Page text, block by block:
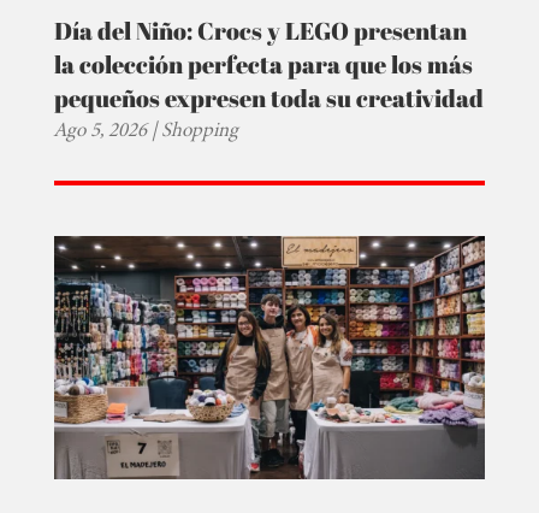
Día del Niño: Crocs y LEGO presentan
la colección perfecta para que los más
pequeños expresen toda su creatividad
Ago 5, 2026|Shopping